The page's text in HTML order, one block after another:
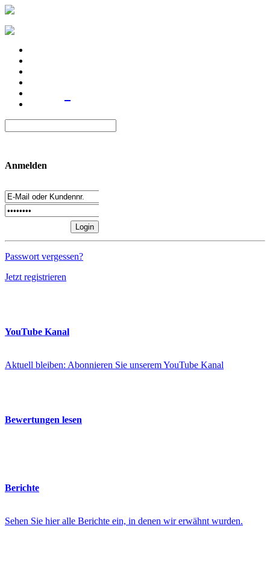
Anmelden
Passwort vergessen?
Jetzt registrieren
YouTube Kanal
Aktuell bleiben: Abonnieren Sie unserem YouTube Kanal
Bewertungen lesen
Berichte
Sehen Sie hier alle Berichte ein, in denen wir erwähnt wurden.